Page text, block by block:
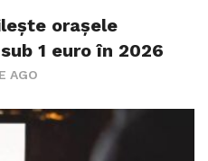
orașele
1 euro în 2026
AGO